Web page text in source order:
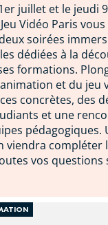
juillet et le jeudi
Vidéo Paris
soirées
dédiées à la
formations.
et du jeu
concrètes, des
et une
pédagogiques.
viendra compléter
vos questions